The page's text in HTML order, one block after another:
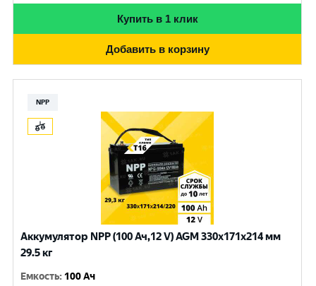
Купить в 1 клик
Добавить в корзину
NPP
Аккумулятор NPP (100 Ач,12 V) AGM 330x171x214 мм
29.5 кг
Емкость: 100 Ач